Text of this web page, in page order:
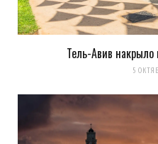
Тель-Авив
5